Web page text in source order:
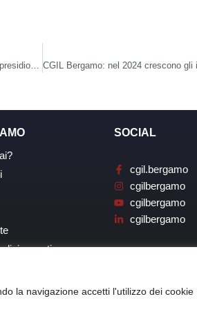
la navigazione accetti l'utilizzo dei cookie
eventi
SOCIAL
cgil.bergamo
cgilbergamo
cgilbergamo
cgilbergamo